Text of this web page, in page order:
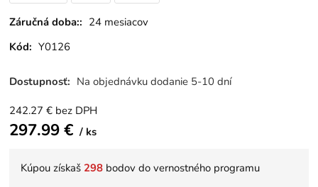
Záručná doba:: 24 mesiacov
Kód: Y0126
Dostupnosť: Na objednávku dodanie 5-10 dní
242.27 € bez DPH
297.99€ ks
Kúpou získaš 298 bodov do vernostného programu